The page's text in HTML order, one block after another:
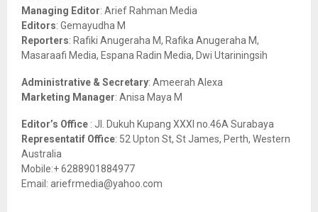
r
:
Managing Editor: Arief Rahman Media
Editors: Gemayudha M
Reporters: Rafiki Anugeraha M, Rafika Anugeraha M,
Masaraafi Media, Espana Radin Media, Dwi Utariningsih
Administrative & Secretary: Ameerah Alexa
Marketing Manager: Anisa Maya M
Editor’s Office : Jl. Dukuh Kupang XXXI no.46A Surabaya
Representatif Office: 52 Upton St, St James, Perth, Western
Australia
Mobile:+ 6288901884977
Email: ariefrmedia@yahoo.com